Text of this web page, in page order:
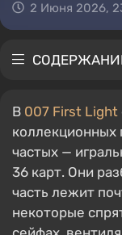
2 Июня 2026,
В 007 First Light
коллекционных
частых —
36 карт. Они
часть лежит
некоторые